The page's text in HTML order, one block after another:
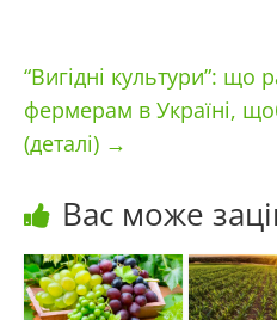
“Вигідні культури”: що
фермерам в Україні,
(деталі) →
Вас може